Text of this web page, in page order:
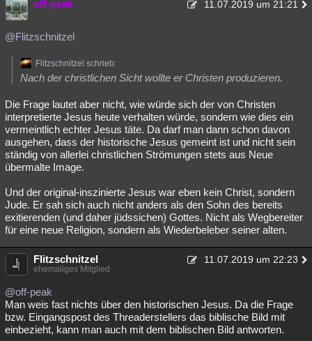
off-peak 11.07.2019 um 21:21
@Flitzschnitzel
Flitzschnitzel schrieb:
Nach der christlichen Sicht wollte er Christen produzieren.
Die Frage lautet aber nicht, wie würde sich der von Christen
interpretierte Jesus heute verhalten würde, sondern wie dies ein
vermeintlich echter Jesus täte. Da darf man dann schon davon
ausgehen, dass der historische Jesus gemeint ist und nicht sein
ständig von allerlei christlichen Strömungen stets aus Neue
übermalte Image.
Und der original-inszinierte Jesus war eben kein Christ, sondern
Jude. Er sah sich auch nicht anders als den Sohn des bereits
exitierenden (und daher jüdssichen) Gottes. Nicht als Wegbereiter
für eine neue Religion, sondern als Wiederbeleber seiner alten.
Flitzschnitzel 11.07.2019 um 22:23
ehemaliges Mitglied
@off-peak
Man weis fast nichts über den historischen Jesus. Da die Frage
bzw. Eingangspost des Threaderstellers das biblische Bild mit
einbezieht, kann man auch mit dem biblischen Bild antworten.